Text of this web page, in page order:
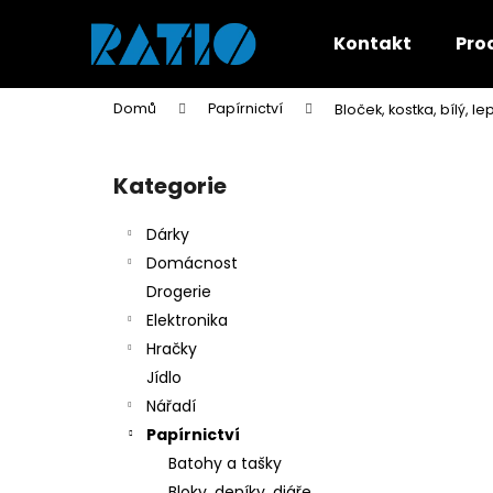
Kontakt
Domů Papírnictví Bloček, kostka, bílý,
Přeskočit
kategorie
Kategorie
Dárky
Domácnost
Drogerie
Elektronika
Hračky
Jídlo
Nářadí
Papírnictví
Batohy a tašky
í
Zpět
do
obchodu
Zpět
do
obchodu